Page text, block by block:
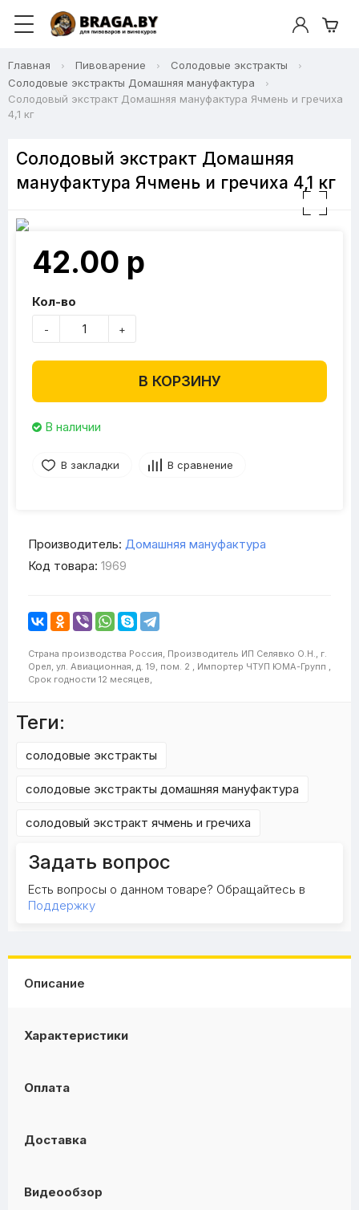
Главная Пивоварение
Солодовые экстракты
Солодовые экстракты Домашняя мануфактура
Солодовый экстракт Домашняя мануфактура Ячмень и гречиха
4,1 кг
Солодовый экстракт Домашняя
мануфактура Ячмень и гречиха 4,1 кг
42.00 р
Кол-во
- +
В КОРЗИНУ
В наличии
В закладки В сравнение
Производитель: Домашняя мануфактура
Код товара: 1969
Страна производства Россия, Производитель ИП Селявко О.Н., г.
Орел, ул. Авиационная, д. 19, пом. 2 , Импортер ЧТУП ЮМА-Групп ,
Срок годности 12 месяцев,
Теги:
солодовые экстракты
солодовые экстракты домашняя мануфактура
солодовый экстракт ячмень и гречиха
Задать вопрос
Есть вопросы о данном товаре? Обращайтесь в
Поддержку
Описание
Характеристики
Оплата
Доставка
Видеообзор